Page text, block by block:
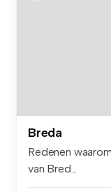
Breda
Redenen
van Bred...